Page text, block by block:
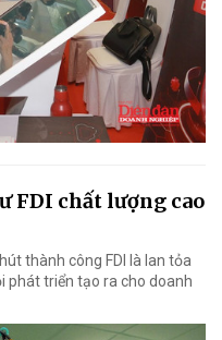
FDI chất lượng cao
thành công FDI là lan tỏa
phát triển tạo ra cho doanh